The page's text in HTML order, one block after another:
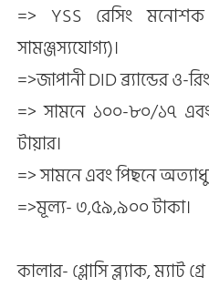
=> YSS রেসিং মনোশক
সামঞ্জস্যযোগ্য)।
=>জাপানী DID ব্র্যান্ডের ও-
=> সামনে ১০০-৮০/১৭
টায়ার।
=> সামনে এবং পিছনে
=>মূল্য- ৩,৫৯,৯০০ টাকা।
কালার- গ্লোসি ব্ল্যাক, ম্যাট